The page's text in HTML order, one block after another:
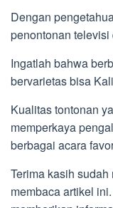
Dengan
penontonan
Ingatlah bahwa
bervarietas bisa
Kualitas tontonan
memperkaya
berbagai acara
Terima kasih
membaca artikel